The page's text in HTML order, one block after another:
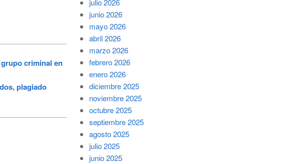
criminal en
plagiado
julio 2026
junio 2026
mayo 2026
abril 2026
marzo 2026
febrero 2026
enero 2026
diciembre 2025
noviembre 2025
octubre 2025
septiembre 2025
agosto 2025
julio 2025
junio 2025